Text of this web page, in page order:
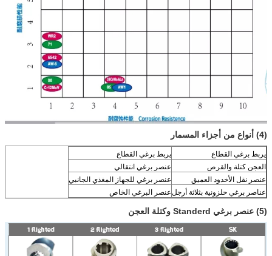
(4) أنواع من أجزاء المسمار
يربط برغي القطاع
يربط برغي القطاع
العجن كتلة والقرص
عنصر برغي انتقالي
عنصر نقل الأخدود العميق
عنصر برغي للجهاز المغذي الجانبي
عناصر برغي حلزونية بثلاثة أرجلعنصر البرغي الخاص
(5) عنصر برغي Standerd وكتلة العجن